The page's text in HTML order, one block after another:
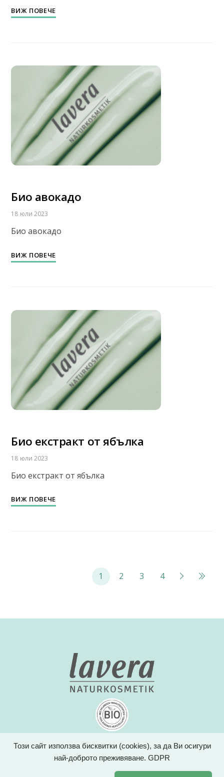
Този сайт използва бисквитки (cookies), за да Ви осигури
най-доброто преживяване. GDPR
ВИЖ ПОВЕЧЕ
Био авокадо
18 юли 2023
Био авокадо
ВИЖ ПОВЕЧЕ
Био екстракт от ябълка
18 юли 2023
Био екстракт от ябълка
ВИЖ ПОВЕЧЕ
1 2 3 4
За Lavera Продукти Съставки Новини